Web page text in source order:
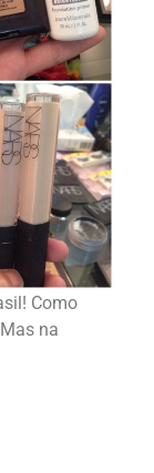
Como
na